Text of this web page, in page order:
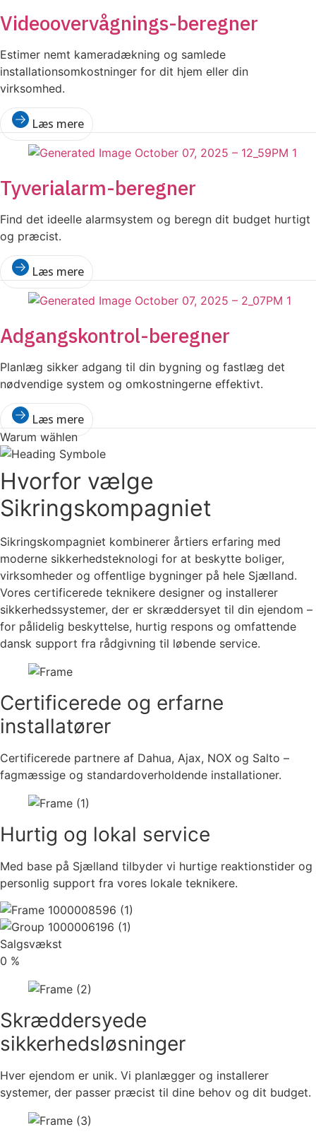
Videoovervågnings-beregner
Estimer nemt kameradækning og samlede
installationsomkostninger for dit hjem eller din
virksomhed.
Læs mere
Tyverialarm-beregner
Find det ideelle alarmsystem og beregn dit budget hurtigt
og præcist.
Læs mere
Adgangskontrol-beregner
Planlæg sikker adgang til din bygning og fastlæg det
nødvendige system og omkostningerne effektivt.
Læs mere
Warum wählen
Hvorfor vælge
Sikringskompagniet
Sikringskompagniet kombinerer årtiers erfaring med
moderne sikkerhedsteknologi for at beskytte boliger,
virksomheder og offentlige bygninger på hele Sjælland.
Vores certificerede teknikere designer og installerer
sikkerhedssystemer, der er skræddersyet til din ejendom –
for pålidelig beskyttelse, hurtig respons og omfattende
dansk support fra rådgivning til løbende service.
Certificerede og erfarne
installatører
Certificerede partnere af Dahua, Ajax, NOX og Salto –
fagmæssige og standardoverholdende installationer.
Hurtig og lokal service
Med base på Sjælland tilbyder vi hurtige reaktionstider og
personlig support fra vores lokale teknikere.
Salgsvækst
0 %
Skræddersyede
sikkerhedsløsninger
Hver ejendom er unik. Vi planlægger og installerer
systemer, der passer præcist til dine behov og dit budget.